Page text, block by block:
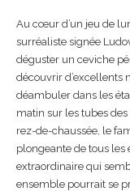
Au cœur d’un jeu de
surréaliste signée
déguster un ceviche
découvrir d’excellents
déambuler dans les
matin sur les tubes
rez-de-chaussée, le
plongeante de tous les
extraordinaire qui
ensemble pourrait se